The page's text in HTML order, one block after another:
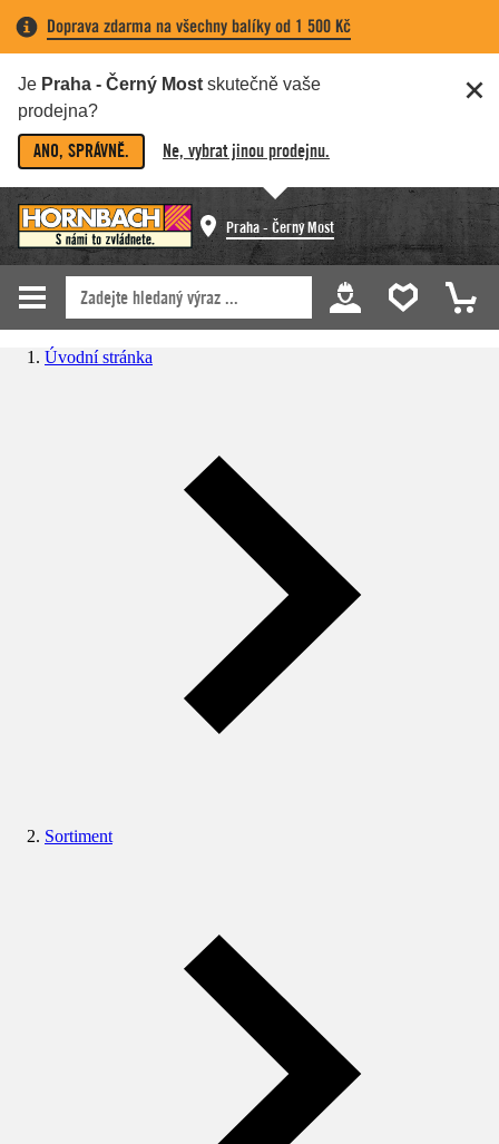
Doprava zdarma na všechny balíky od 1 500 Kč
Je Praha - Černý Most skutečně vaše
prodejna?
ANO, SPRÁVNĚ. Ne, vybrat jinou prodejnu.
Praha - Černý Most
Úvodní stránka
Sortiment